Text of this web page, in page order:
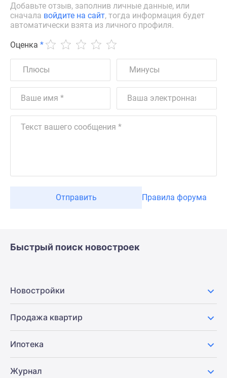
Добавьте отзыв, заполнив личные данные, или
сначала войдите на сайт, тогда информация будет
автоматически взята из личного профиля.
Оценка *
Отправить Правила форума
Быстрый поиск новостроек
Новостройки
Продажа квартир
Ипотека
Журнал